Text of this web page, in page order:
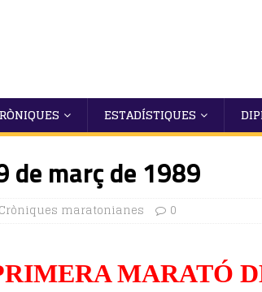
ESTADÍSTIQUES
de març de 1989
Cròniques maratonianes 0
MARATÓ